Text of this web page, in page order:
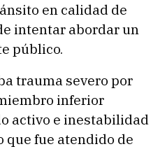
en calidad de
intentar abordar un
público.
trauma severo por
inferior
activo e inestabilidad
que fue atendido de